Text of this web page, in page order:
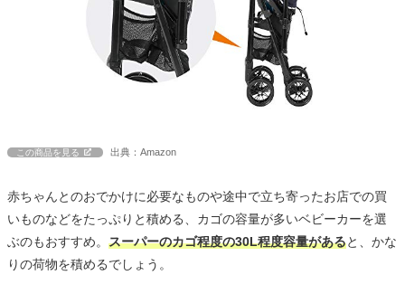
この商品を見る 出典：Amazon
赤ちゃんとのおでかけに必要なものや途中で立ち寄ったお店での買
いものなどをたっぷりと積める、カゴの容量が多いベビーカーを選
ぶのもおすすめ。 スーパーのカゴ程度の30L程度容量があると、かな
りの荷物を積めるでしょう。